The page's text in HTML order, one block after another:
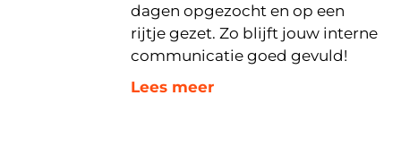
dagen opgezocht en op een
rijtje gezet. Zo blijft jouw interne
communicatie goed gevuld!
Lees meer